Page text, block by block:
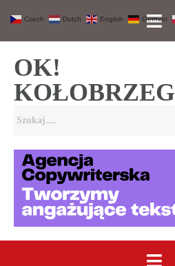
OK!
KOŁOBRZEG
Czech Dutch English German